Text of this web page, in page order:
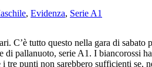
, Evidenza, Serie A1
C’è tutto questo nella gara di
di pallanuoto, serie A1. I biancorossi
tre punti non sarebbero sufficienti se,